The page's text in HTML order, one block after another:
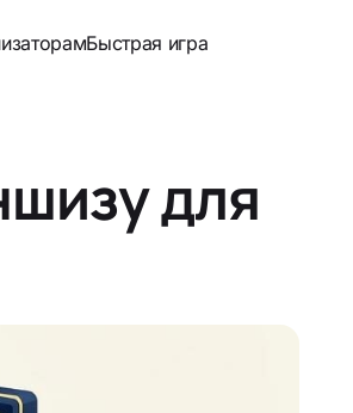
Быстрая игра
для